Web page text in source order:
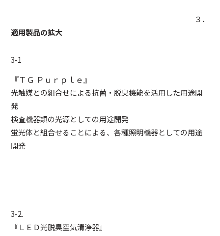
３．
適用製品の拡大
3-1
『ＴＧ Ｐｕｒｐｌｅ』
光触媒との組合せによる抗菌・脱臭機能を活用した用途開
発
検査機器類の光源としての用途開発
蛍光体と組合せることによる、各種照明機器としての用途
開発
3-2.
『ＬＥＤ光脱臭空気清浄器』